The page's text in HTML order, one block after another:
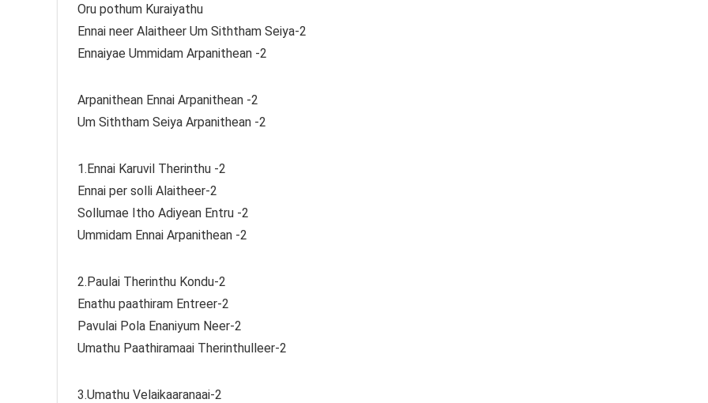
Oru pothum Kuraiyathu
Ennai neer Alaitheer Um Siththam Seiya-2
Ennaiyae Ummidam Arpanithean -2
Arpanithean Ennai Arpanithean -2
Um Siththam Seiya Arpanithean -2
1.Ennai Karuvil Therinthu -2
Ennai per solli Alaitheer-2
Sollumae Itho Adiyean Entru -2
Ummidam Ennai Arpanithean -2
2.Paulai Therinthu Kondu-2
Enathu paathiram Entreer-2
Pavulai Pola Enaniyum Neer-2
Umathu Paathiramaai Therinthulleer-2
3.Umathu Velaikaaranaai-2